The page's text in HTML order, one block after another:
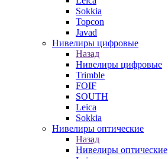
Sokkia
Topcon
Javad
Нивелиры цифровые
Назад
Нивелиры цифровые
Trimble
FOIF
SOUTH
Leica
Sokkia
Нивелиры оптические
Назад
Нивелиры оптические